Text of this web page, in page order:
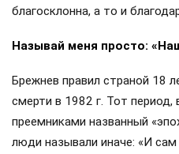
Жил тоже на всём казённом и
после предательской
кукурузу и ругал
«дурнями». В памяти
уничтожил собственные
культ личности Сталина